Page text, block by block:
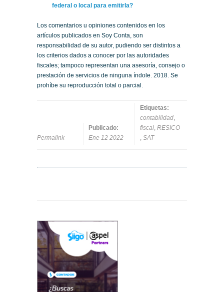
federal o local para emitirla?
Los comentarios u opiniones contenidos en los
artículos publicados en Soy Conta, son
responsabilidad de su autor, pudiendo ser distintos a
los criterios dados a conocer por las autoridades
fiscales; tampoco representan una asesoría, consejo o
prestación de servicios de ninguna índole. 2018. Se
prohíbe su reproducción total o parcial.
Permalink
Publicado:
Ene 12 2022
Etiquetas:
contabilidad,
fiscal, RESICO
, SAT